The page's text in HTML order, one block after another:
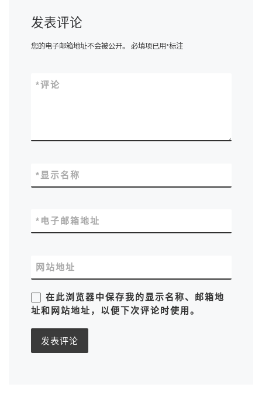
发表评论
您的电子邮箱地址不会被公开。 必填项已用*标注
评论
*
显示名称
*
电子邮箱地址
*
网站地址
在此浏览器中保存我的显示名称、邮箱地
址和网站地址，以便下次评论时使用。